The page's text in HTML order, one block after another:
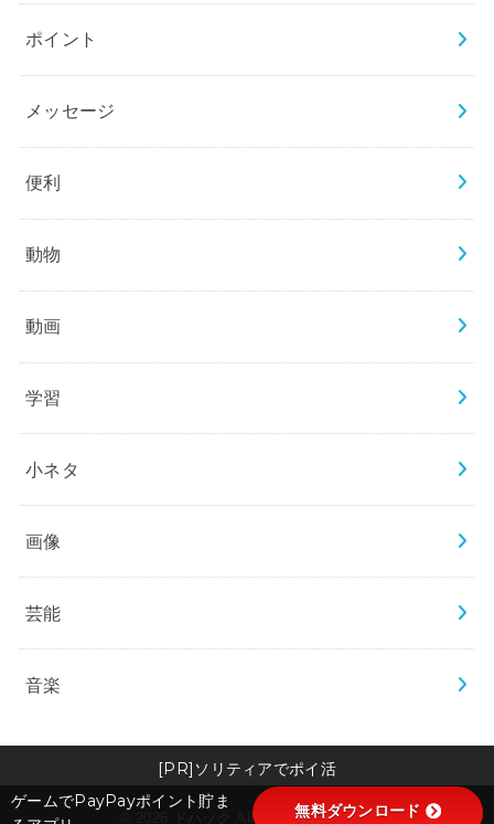
ポイント
メッセージ
便利
動物
動画
学習
小ネタ
画像
芸能
音楽
All Rights Reserved.
[PR]ソリティアでポイ活
ゲームでPayPayポイント貯ま
無料ダウンロード